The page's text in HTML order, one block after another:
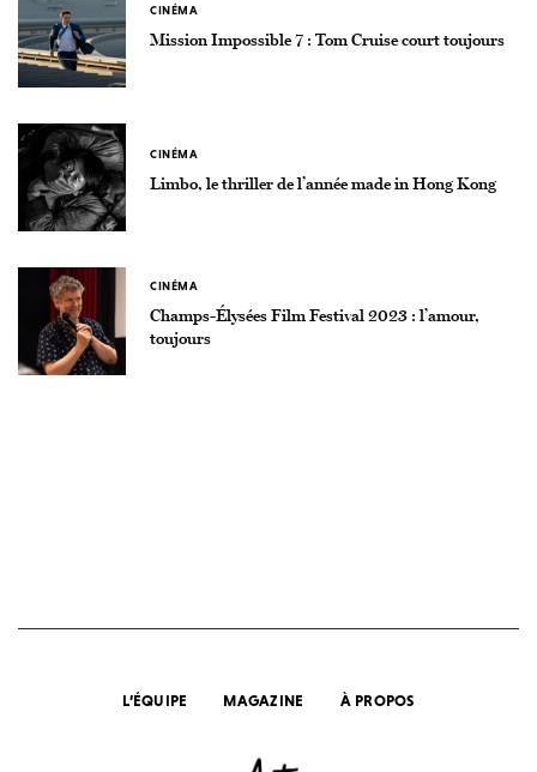
CINÉMA
Mission Impossible 7 : Tom Cruise court toujours
CINÉMA
Limbo, le thriller de l’année made in Hong Kong
CINÉMA
Champs-Élysées Film Festival 2023 : l’amour,
toujours
L’ÉQUIPE MAGAZINE À PROPOS